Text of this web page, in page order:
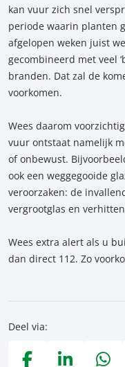
kan vuur zich snel
periode waarin planten
afgelopen weken juist
gecombineerd met veel
branden. Dat zal de
voorkomen.
Wees daarom
vuur ontstaat namelijk
of onbewust.
ook een weggegooide
veroorzaken: de
vergrootglas en
Wees extra alert als u
dan direct 112. Zo
Deel via: